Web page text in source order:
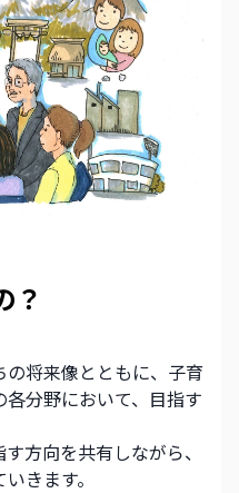
？
将来像とともに、子育
分野において、目指す
方向を共有しながら、
きます。